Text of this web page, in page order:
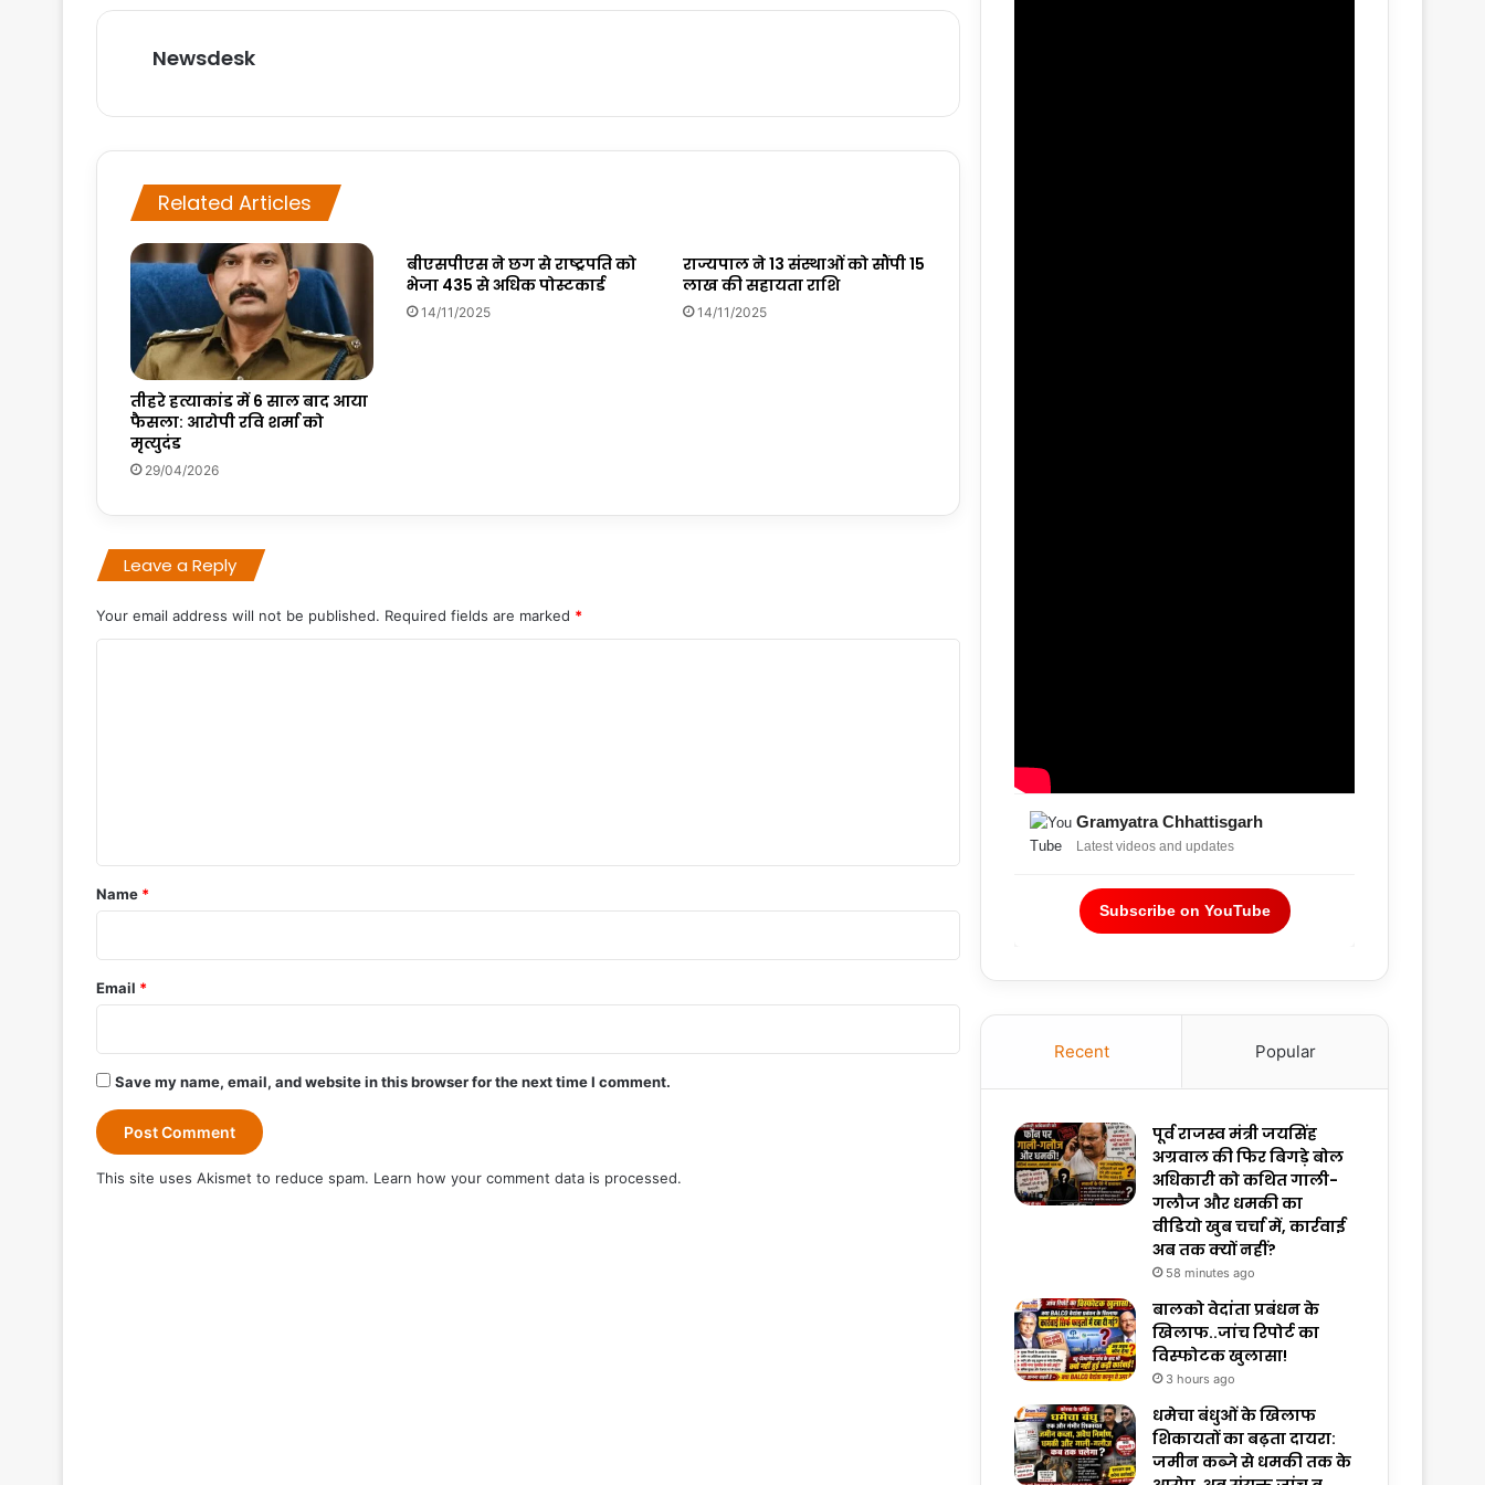
Newsdesk
Related Articles
तीहरे हत्याकांड में 6 साल बाद आया
फैसला: आरोपी रवि शर्मा को
मृत्युदंड
29/04/2026
बीएसपीएस ने छग से राष्ट्रपति को
भेजा 435 से अधिक पोस्टकार्ड
14/11/2025
राज्यपाल ने 13 संस्थाओं को सौंपी 15
लाख की सहायता राशि
14/11/2025
Leave a Reply
Your email address will not be published. Required fields are marked *
*
Name *
Email *
Save my name, email, and website in this browser for the next time I comment.
This site uses Akismet to reduce spam. Learn how your comment data is processed.
Gramyatra Chhattisgarh
Latest videos and updates
Subscribe on YouTube
Recent Popular
पूर्व राजस्व मंत्री जयसिंह
अग्रवाल की फिर बिगड़े बोल
अधिकारी को कथित गाली-
गलौज और धमकी का
वीडियो खुब चर्चा में, कार्रवाई
अब तक क्यों नहीं?
58 minutes ago
बालको वेदांता प्रबंधन के
खिलाफ..जांच रिपोर्ट का
विस्फोटक खुलासा!
3 hours ago
धमेचा बंधुओं के खिलाफ
शिकायतों का बढ़ता दायरा:
जमीन कब्जे से धमकी तक के